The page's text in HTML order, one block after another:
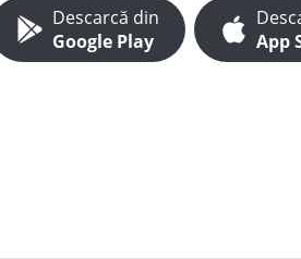
Descarcă din
Google Play
App